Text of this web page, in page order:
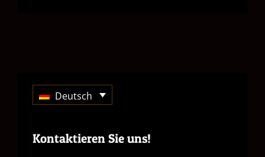
Deutsch
Kontaktieren Sie uns!